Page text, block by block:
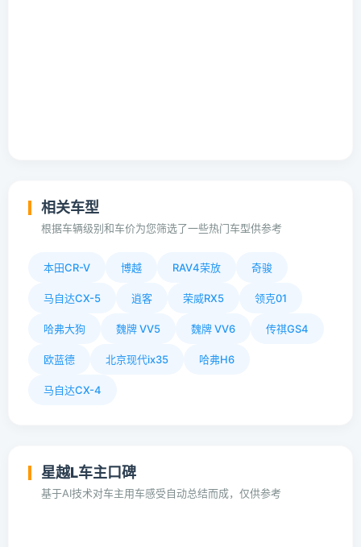
相关车型
根据车辆级别和车价为您筛选了一些热门车型供参考
本田CR-V 博越 RAV4荣放 奇骏
马自达CX-5 逍客 荣威RX5 领克01
哈弗大狗 魏牌 VV5 魏牌 VV6 传祺GS4
欧蓝德 北京现代ix35 哈弗H6
马自达CX-4
星越L车主口碑
基于AI技术对车主用车感受自动总结而成，仅供参考